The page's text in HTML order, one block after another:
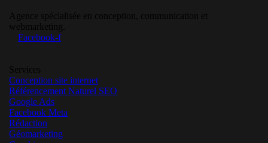
Agence spécialisée en conception, communication et
webmarketing.
Facebook-f
Services
Conception site internet
Référencement Naturel SEO
Google Ads
Facebook Meta
Rédaction
Géomarketing